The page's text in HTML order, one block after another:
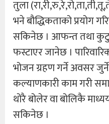
तुला
भने बौद्धिकताको प्रयोग
सकिनेछ । आफन्त तथा
फस्टाएर जानेछ ।
भोजन ग्रहण गर्ने अवसर
कल्याणकारी काम गरी
थोरै बोलेर वा बोलिकै
सकिनेछ ।